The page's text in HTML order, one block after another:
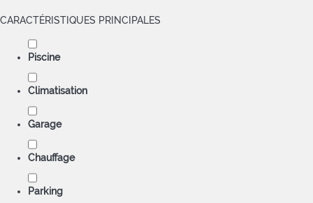
CARACTÉRISTIQUES PRINCIPALES
Piscine
Climatisation
Garage
Chauffage
Parking